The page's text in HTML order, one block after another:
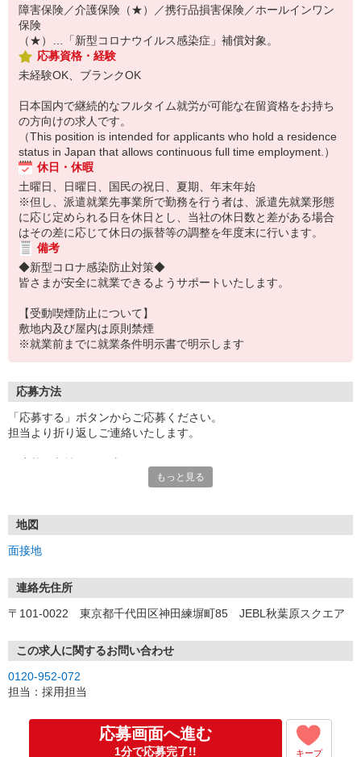
障害保険／介護保険（★）／携行品損害保険／ホールインワン
保険
（★）…「新型コロナウイルス感染症」補償対象。
応募資格・経験
未経験OK、ブランクOK
日本国内で継続的なフルタイム就労が可能な在留資格をお持ち
の方向けの求人です。
（This position is intended for applicants who hold a residence
status in Japan that allows continuous full time employment.）
休日・休暇
土曜日、日曜日、国民の祝日、夏期、年末年始
※但し、派遣就業先事業所で勤務を行う者は、派遣先就業形態
に応じ定められる日を休日とし、当社の休日数と差がある場合
はその差に応じて休日の振替等の調整を年度末に行います。
備考
◆新型コロナ感染防止対策◆
皆さまが安全に就業できるようサポートいたします。
【受動喫煙防止について】
敷地内及び屋内は原則禁煙
※就業前までに就業条件明示書で明示します
応募方法
「応募する」ボタンからご応募ください。
担当より折り返しご連絡いたします。
*来社面接またはオンライン面接が可能です。
（応募情報不足の場合は、履歴書・職務経歴書を頂くケースがあ
▼内定（面接後、最短翌営業日）
*当社より内定通知をお送りします。
*内定にご承諾いただけましたら、採用決定となります。
*当社の正社員としてご入社いただきます。
*辞令の授与、オリエンテーションをお受けいただきます。
▼配属先の決定（★）
*当社が配属先を決定します。
▼就業開始
*配属先にて、当社の派遣スタッフとしてご就業いただきます。
もっと見る
地図
面接地
連絡先住所
〒101-0022 東京都千代田区神田練塀町85 JEBL秋葉原スクエア
この求人に関するお問い合わせ
0120-952-072
担当：採用担当
応募画面へ進む
1分で応募完了!! キープ